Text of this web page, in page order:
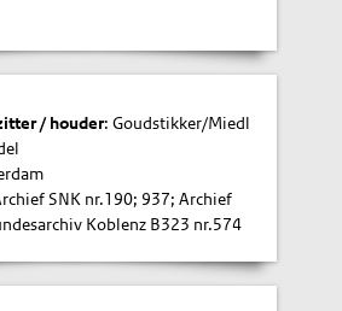
/ houder: Goudstikker/Miedl
SNK nr.190; 937; Archief
Koblenz B323 nr.574